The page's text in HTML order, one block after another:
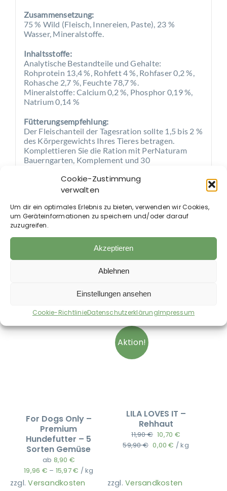
Cookie-Zustimmung
verwalten
Um dir ein optimales Erlebnis zu bieten, verwenden wir Cookies,
um Geräteinformationen zu speichern und/oder darauf
zuzugreifen.
Akzeptieren
Ablehnen
Einstellungen ansehen
Cookie-RichtlinieDatenschutzerklärungImpressum
Zusammensetzung:
75 % Wild (Fleisch, Innereien, Paste), 23 %
Wasser, Mineralstoffe.
Inhaltsstoffe:
Analytische Bestandteile und Gehalte:
Rohprotein 13,4 %, Rohfett 4 %, Rohfaser 0,2 %,
Rohasche 2,7 %, Feuchte 78,7 %.
Mineralstoffe: Calcium 0,2 %, Phosphor 0,19 %,
Natrium 0,14 %
Fütterungsempfehlung:
Der Fleischanteil der Tagesration sollte 1,5 bis 2 %
des Körpergewichts Ihres Tieres betragen.
Komplettieren Sie die Ration mit PerNaturam
Bauerngarten, Komplement und 30
Sie Fett (LipoMarin, Bio Kokosöl, Schmalz etc.) bis
zu einem max. Gesamtfettanteil von 15 bis 20 %
abhängig von Rasse, Alter und Aktivitätsgrad
Ihres Hundes.
Auch im Shop erhältlich:
Bald wieder verfügbar
For Dogs Only –
Premium
Hundefutter – 5
Sorten Gemüse
ab 8,90 €
19,96 € – 15,97€ /kg
zzgl.Versandkosten
Bald wieder verfügbar
Aktion!
LILA LOVES IT –
Rehhaut
11,90€ 10,70 €
59,90€ Ursprünglicher
0,00€ Aktueller
/kg
zzgl.Versandkosten